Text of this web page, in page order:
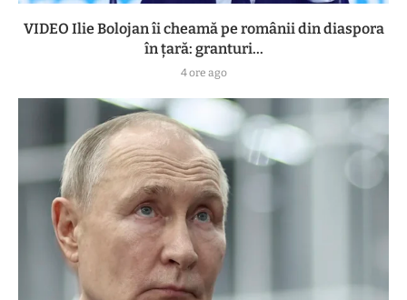
VIDEO Ilie Bolojan îi cheamă pe românii din diaspora
în țară: granturi...
4 ore ago